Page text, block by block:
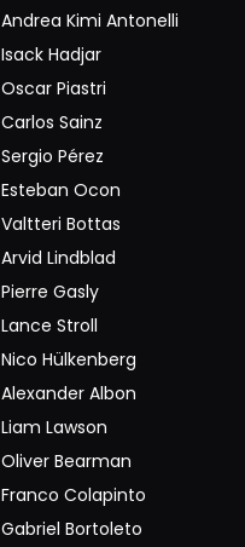
Andrea Kimi Antonelli
Isack Hadjar
Oscar Piastri
Carlos Sainz
Sergio Pérez
Esteban Ocon
Valtteri Bottas
Arvid Lindblad
Pierre Gasly
Lance Stroll
Nico Hülkenberg
Alexander Albon
Liam Lawson
Oliver Bearman
Franco Colapinto
Gabriel Bortoleto